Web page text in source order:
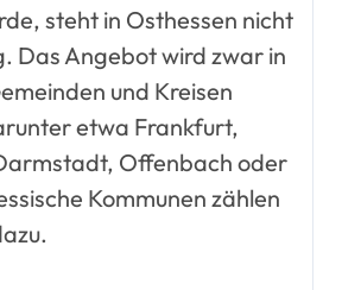
steht in Osthessen nicht
Das Angebot wird zwar in
und Kreisen
etwa Frankfurt,
Offenbach oder
Kommunen zählen